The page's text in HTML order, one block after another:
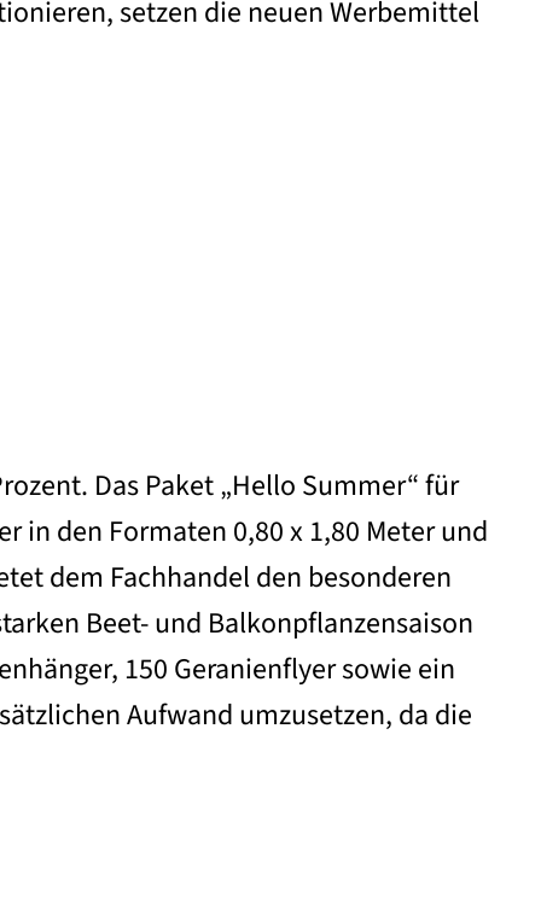
setzen die neuen Werbemittel
Das Paket „Hello Summer“ für
in den Formaten 0,80 x 1,80 Meter und
dem Fachhandel den besonderen
Beet- und Balkonpflanzensaison
150 Geranienflyer sowie ein
Aufwand umzusetzen, da die